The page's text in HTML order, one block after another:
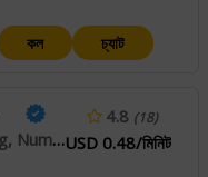
কল চ্যাট
Vedic, Tarot Reading, Numerology, Lal Kitab
4.8 (18)
USD 0.48/মিনিট